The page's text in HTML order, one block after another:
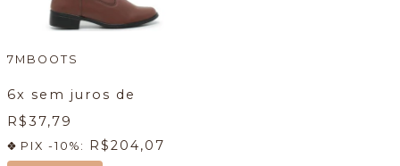
7MBOOTS
6x sem juros de
R$37,79
PIX -10%: R$204,07